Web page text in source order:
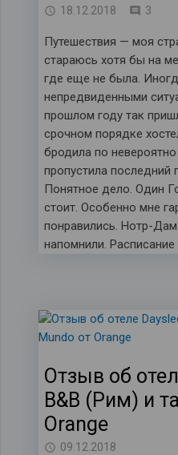
18.12.2018 3
Путешествия — моя
стараюсь хотя бы на
где еще не была.
непредвиденными
прошлом году так
срочном порядке
бродила по
пропустила последний
Понятное дело. Один
стоит. Особенно мне
понравились. Нотр-
напомнили. Расписание
Отзыв об
B&B (Рим) и
Orange
09.12.2018